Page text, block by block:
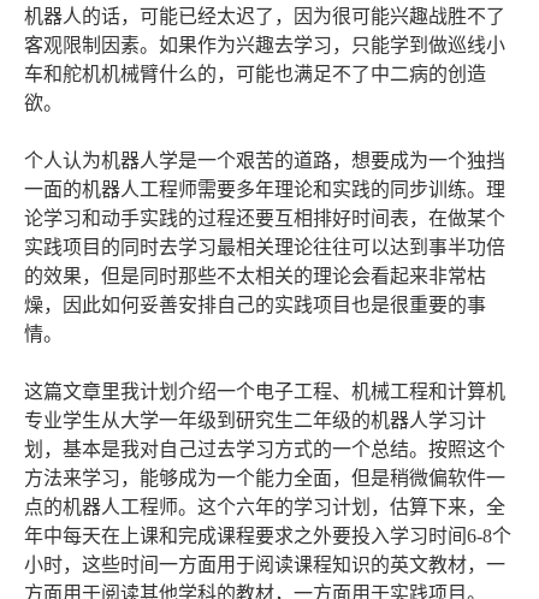
机器人的话，可能已经太迟了，因为很可能兴趣战胜不了
客观限制因素。如果作为兴趣去学习，只能学到做巡线小
车和舵机机械臂什么的，可能也满足不了中二病的创造
欲。
个人认为机器人学是一个艰苦的道路，想要成为一个独挡
一面的机器人工程师需要多年理论和实践的同步训练。理
论学习和动手实践的过程还要互相排好时间表，在做某个
实践项目的同时去学习最相关理论往往可以达到事半功倍
的效果，但是同时那些不太相关的理论会看起来非常枯
燥，因此如何妥善安排自己的实践项目也是很重要的事
情。
这篇文章里我计划介绍一个电子工程、机械工程和计算机
专业学生从大学一年级到研究生二年级的机器人学习计
划，基本是我对自己过去学习方式的一个总结。按照这个
方法来学习，能够成为一个能力全面，但是稍微偏软件一
点的机器人工程师。这个六年的学习计划，估算下来，全
年中每天在上课和完成课程要求之外要投入学习时间6-8个
小时，这些时间一方面用于阅读课程知识的英文教材，一
方面用于阅读其他学科的教材，一方面用于实践项目。